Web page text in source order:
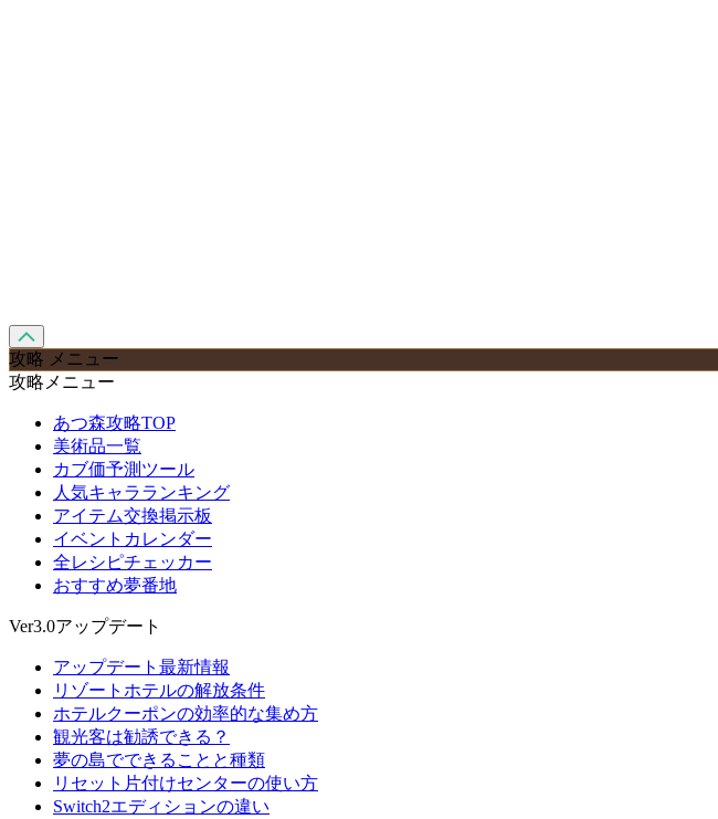
攻略 メニュー
攻略メニュー
あつ森攻略TOP
美術品一覧
カブ価予測ツール
人気キャラランキング
アイテム交換掲示板
イベントカレンダー
全レシピチェッカー
おすすめ夢番地
Ver3.0アップデート
アップデート最新情報
リゾートホテルの解放条件
ホテルクーポンの効率的な集め方
観光客は勧誘できる？
夢の島でできることと種類
リセット片付けセンターの使い方
Switch2エディションの違い